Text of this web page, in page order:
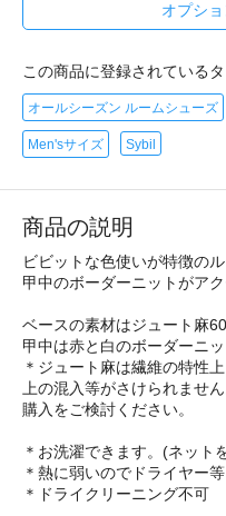
オプシ
この商品に登録されている
オールシーズン ルームシューズ
Men'sサイズ Sybil
商品の説明
ビビットな色使いが特徴のル
甲中のボーダーニットがアク
ベースの素材はジュート麻
甲中は赤と白のボーダーニッ
＊ジュート麻は繊維の特性
上の混入等がさけられませ
購入をご検討ください。
＊お洗濯できます。(ネッ
＊熱に弱いのでドライヤー
＊ドライクリーニング不可